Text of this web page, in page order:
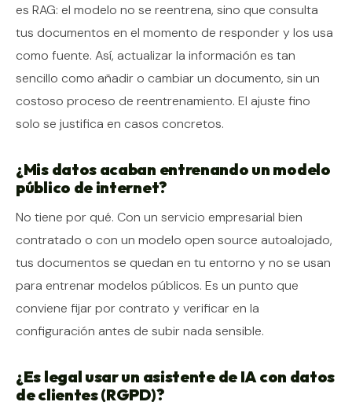
es RAG: el modelo no se reentrena, sino que consulta
tus documentos en el momento de responder y los usa
como fuente. Así, actualizar la información es tan
sencillo como añadir o cambiar un documento, sin un
costoso proceso de reentrenamiento. El ajuste fino
solo se justifica en casos concretos.
¿Mis datos acaban entrenando un modelo
público de internet?
No tiene por qué. Con un servicio empresarial bien
contratado o con un modelo open source autoalojado,
tus documentos se quedan en tu entorno y no se usan
para entrenar modelos públicos. Es un punto que
conviene fijar por contrato y verificar en la
configuración antes de subir nada sensible.
¿Es legal usar un asistente de IA con datos
de clientes (RGPD)?